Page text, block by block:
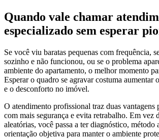
Quando vale chamar
especializado sem esperar
Se você viu baratas pequenas com frequência,
sozinho e não funcionou, ou se o problema
ambiente do apartamento, o melhor momento
Esperar o quadro se agravar costuma aumentar
e o desconforto no imóvel.
O atendimento profissional traz duas vantagens
com mais segurança e evita retrabalho. Em vez
aleatórias, você passa a ter diagnóstico, método
orientação objetiva para manter o ambiente